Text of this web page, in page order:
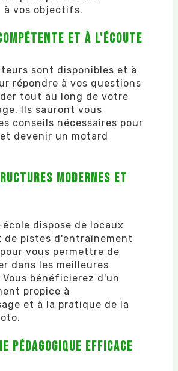
vos objectifs.
et à l'écoute
sont disponibles et à
répondre à vos questions
tout au long de votre
Ils sauront vous
conseils nécessaires pour
devenir un motard
modernes et
dispose de locaux
de pistes d'entraînement
vous permettre de
dans les meilleures
bénéficierez d'un
propice à
et à la pratique de la
pédagogique efficace